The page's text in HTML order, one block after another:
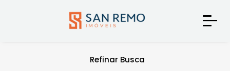
Refinar Busca